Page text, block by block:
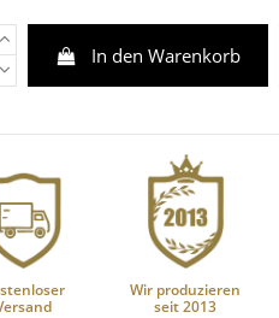
In den Warenkorb
Wir produzieren
seit 2013